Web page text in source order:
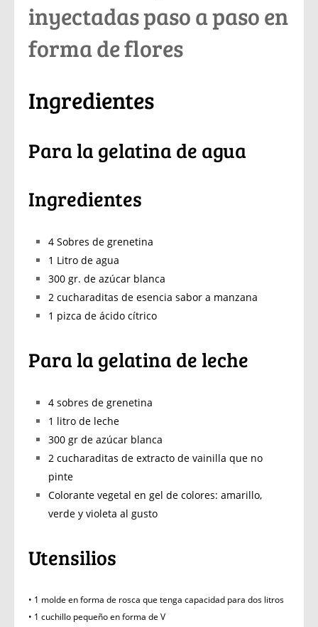
inyectadas paso a paso en
forma de flores
Ingredientes
Para la gelatina de agua
Ingredientes
4 Sobres de grenetina
1 Litro de agua
300 gr. de azúcar blanca
2 cucharaditas de esencia sabor a manzana
1 pizca de ácido cítrico
Para la gelatina de leche
4 sobres de grenetina
1 litro de leche
300 gr de azúcar blanca
2 cucharaditas de extracto de vainilla que no
pinte
Colorante vegetal en gel de colores: amarillo,
verde y violeta al gusto
Utensilios
• 1 molde en forma de rosca que tenga capacidad para dos litros
• 1 cuchillo pequeño en forma de V